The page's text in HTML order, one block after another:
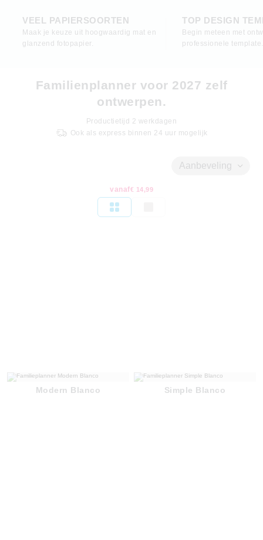
VEEL PAPIERSOORTEN
Maak je keuze uit hoogwaardig mat en
glanzend fotopapier.
TOP DESIGN
Begin meteen met
professionele template.
Familienplanner voor 2027 zelf
ontwerpen.
Productietijd 2 werkdagen
Ook als express binnen 24 uur mogelijk
Aanbeveling
vanaf€ 14,99
Modern Blanco Simple Blanco